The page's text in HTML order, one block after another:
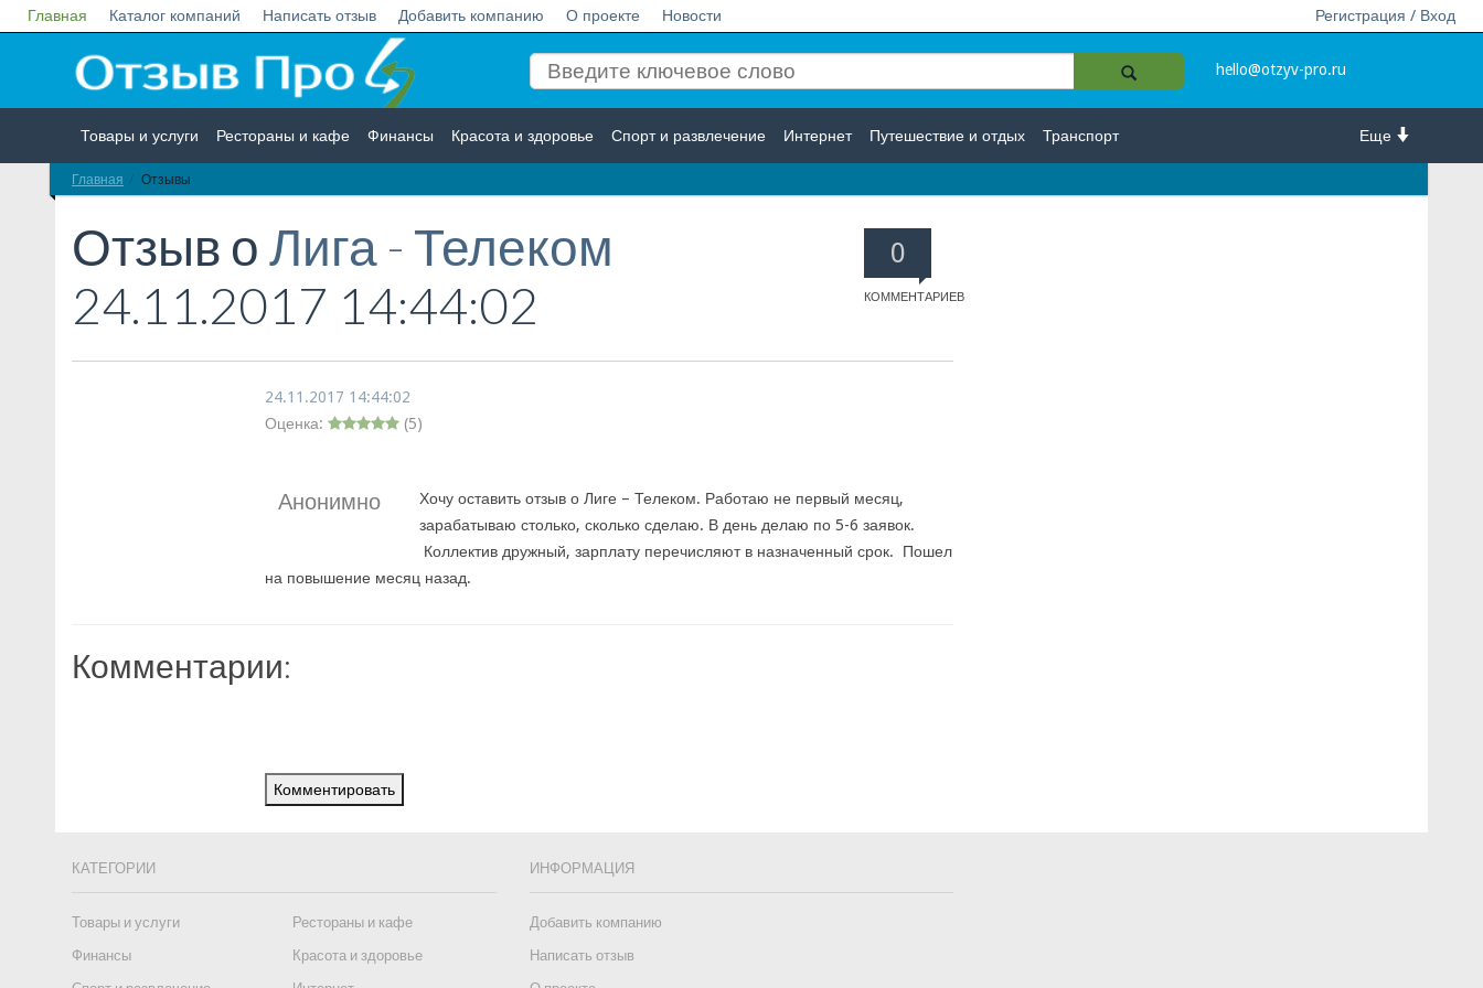
Главная Каталог компаний Написать отзыв Добавить компанию О проекте Новости Регистрация / Вход
hello@otzyv-pro.ru
Еще
Товары и услуги Рестораны и кафе Финансы Красота и здоровье Спорт и развлечение Интернет Путешествие и отдых Транспорт
Недвижимость
Главная Отзывы
0
КОММЕНТАРИЕВ
Отзыв о Лига - Телеком
24.11.2017 14:44:02
24.11.2017 14:44:02
Оценка:
(5)
Анонимно
Хочу оставить отзыв о Лиге – Телеком. Работаю не первый месяц,
зарабатываю столько, сколько сделаю. В день делаю по 5-6 заявок.
Коллектив дружный, зарплату перечисляют в назначенный срок. Пошел
на повышение месяц назад.
Комментарии:
Комментировать
КАТЕГОРИИ
Товары и услуги
Рестораны и кафе
Финансы
Красота и здоровье
ИНФОРМАЦИЯ
Добавить компанию
Написать отзыв